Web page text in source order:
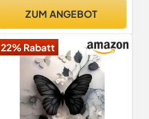
ZUM ANGEBOT
22% Rabatt